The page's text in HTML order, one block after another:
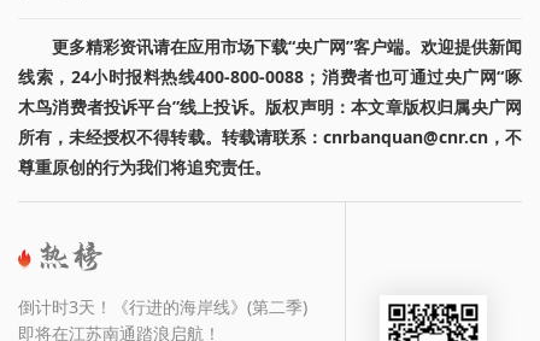
更多精彩资讯请在应用市场下载“央广网”客户端。欢迎提供新闻
线索，24小时报料热线400-800-0088；消费者也可通过央广网“啄
木鸟消费者投诉平台”线上投诉。版权声明：本文章版权归属央广网
所有，未经授权不得转载。转载请联系：cnrbanquan@cnr.cn，不
尊重原创的行为我们将追究责任。
倒计时3天！《行进的海岸线》(第二季)
即将在江苏南通踏浪启航！